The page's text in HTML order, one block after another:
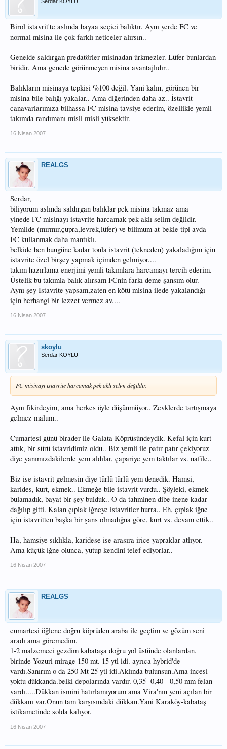
Birol istavrit'te aslında bayaa seçici balıktır. Aynı yerde FC ve
normal misina ile çok farklı neticeler alırsın..
Genelde saldırgan predatörler misinadan ürkmezler. Lüfer bunlardan
biridir. Ama genede görünmeyen misina avantajlıdır..
Balıkların misinaya tepkisi %100 değil. Yani kalın, görünen bir
misina bile balığı yakalar.. Ama diğerinden daha az.. İstavrit
canavarlarımıza bilhassa FC misina tavsiye ederim, özellikle yemli
takımda randımanı misli misli yüksektir.
16 Nisan 2007
REALGS
Serdar,
biliyorum aslında saldırgan balıklar pek misina takmaz ama
yinede FC misinayı istavrite harcamak pek aklı selim değildir.
Yemlide (mırmır,çupra,levrek,lüfer) ve bilimum at-bekle tipi avda
FC kullanmak daha mantıklı.
belkide ben buugüne kadar tonla istavrit (tekneden) yakaladığım için
istavrite özel birşey yapmak içimden gelmiyor....
takım hazırlama enerjimi yemli takımlara harcamayı tercih ederim.
Üstelik bu takımla balık alırsam FCnin farkı deme şansım olur.
Aynı şey İstavrite yapsam,zaten en kötü misina ilede yakalandığı
için herhangi bir lezzet vermez av....
16 Nisan 2007
skoylu
Serdar KÖYLÜ
FC misinayı istavrite harcamak pek aklı selim değildir.
Aynı fikirdeyim, ama herkes öyle düşünmüyor.. Zevklerde tartışmaya
gelmez malum..
Cumartesi günü birader ile Galata Köprüsündeydik. Kefal için kurt
attık, bir sürü istavridimiz oldu.. Biz yemli ile patır patır çekiyoruz
diye yanımızdakilerde yem aldılar, çapariye yem taktılar vs. nafile..
Biz ise istavrit gelmesin diye türlü türlü yem denedik. Hamsi,
karides, kurt, ekmek.. Ekmeğe bile istavrit vurdu.. Şöyleki, ekmek
bulamadık, bayat bir şey bulduk.. O da tahminen dibe inene kadar
dağılıp gitti. Kalan çıplak iğneye istavritler hurra.. Eh, çıplak iğne
için istavritten başka bir şans olmadığna göre, kurt vs. devam ettik..
Ha, hamsiye sıklıkla, karidese ise arasıra irice yapraklar atlıyor.
Ama küçük iğne olunca, yutup kendini telef ediyorlar..
16 Nisan 2007
REALGS
cumartesi öğlene doğru köprüden araba ile geçtim ve gözüm seni
aradı ama göremedim.
1-2 malzemeci gezdim kabataşa doğru yol üstünde olanlardan.
birinde Yozuri mirage 150 mt. 15 ytl idi. ayrıca hybrid'de
vardı.Sanırım o da 250 Mt 25 ytl idi.Aklında bulunsun.Ama incesi
yoktu dükkanda.belki depolarında vardır. 0,35 -0,40 - 0,50 mm felan
vardı.....Dükkan ismini hatırlamıyorum ama Vira'nın yeni açılan bir
dükkanı var.Onun tam karşısındaki dükkan.Yani Karaköy-kabataş
istikametinde solda kalıyor.
16 Nisan 2007